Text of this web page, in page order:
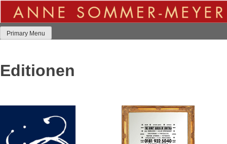
content
Primary Menu
Editionen